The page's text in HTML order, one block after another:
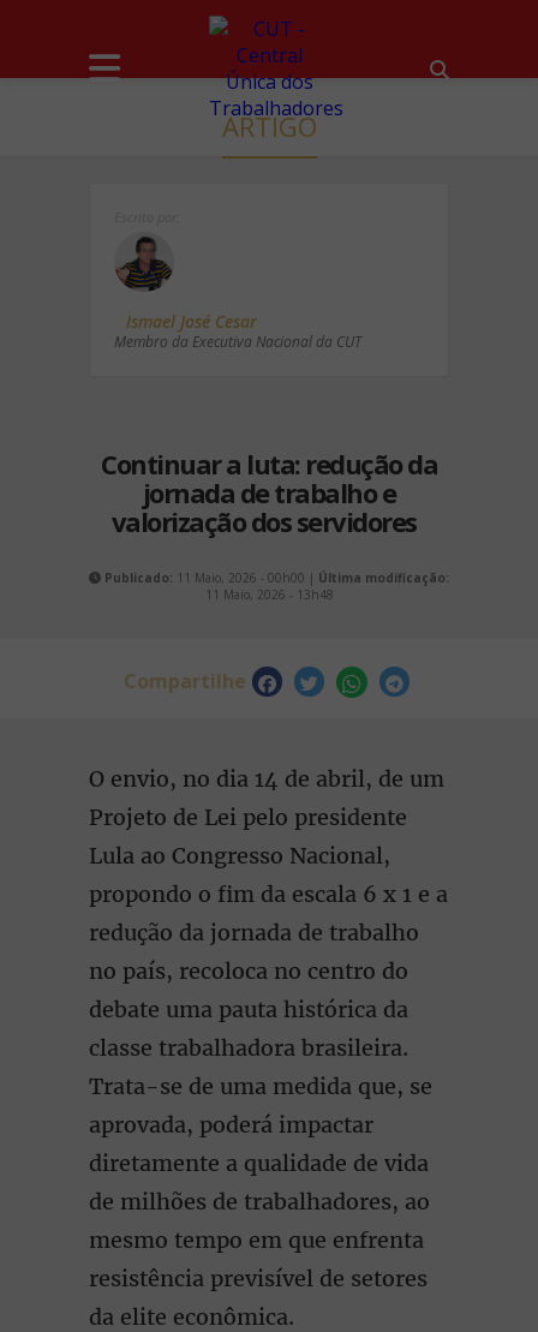
ARTIGO
Ismael José Cesar
Membro da Executiva Nacional da CUT
Continuar a luta: redução da
jornada de trabalho e
valorização dos servidores
Publicado: 11 Maio, 2026 - 00h00 | Última modificação:
11 Maio, 2026 - 13h48
Compartilhe
O envio, no dia 14 de abril, de um
Projeto de Lei pelo presidente
Lula ao Congresso Nacional,
propondo o fim da escala 6 x 1 e a
redução da jornada de trabalho
no país, recoloca no centro do
debate uma pauta histórica da
classe trabalhadora brasileira.
Trata-se de uma medida que, se
aprovada, poderá impactar
diretamente a qualidade de vida
de milhões de trabalhadores, ao
mesmo tempo em que enfrenta
resistência previsível de setores
da elite econômica.